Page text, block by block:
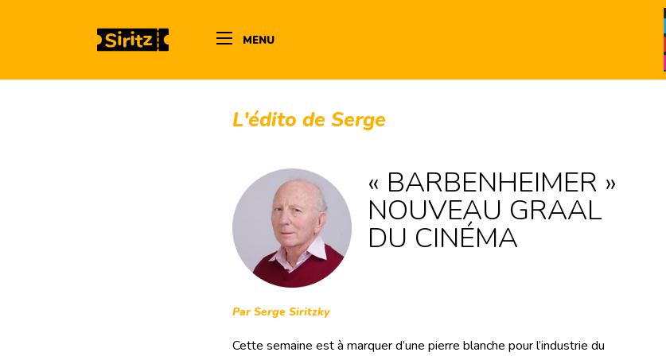
MENU
L'édito de Serge
« BARBENHEIMER »
NOUVEAU GRAAL
DU CINÉMA
Par Serge Siritzky
Cette semaine est à marquer d’une pierre blanche pour l’industrie du